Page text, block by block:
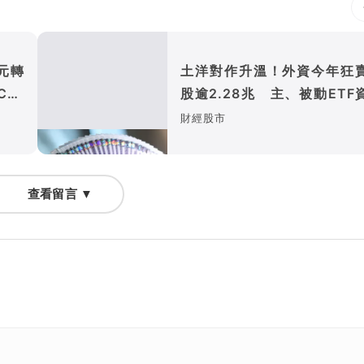
轉
土洋對作升溫！外資今年狂
股逾2.28兆 主、被動ETF
撐盤
財經股市
查看留言 ▼